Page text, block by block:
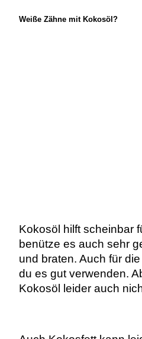
Weiße Zähne mit Kokosöl?
Kokosöl hilft scheinbar
benütze es auch sehr
und braten. Auch für
du es gut verwenden.
Kokosöl leider auch